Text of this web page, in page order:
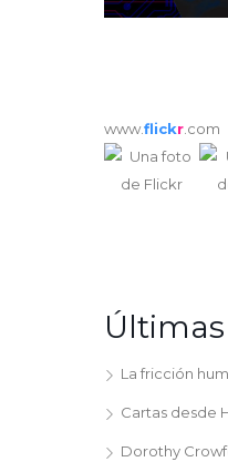
www.flickr.com
La fricción
Cartas desde
Dorothy